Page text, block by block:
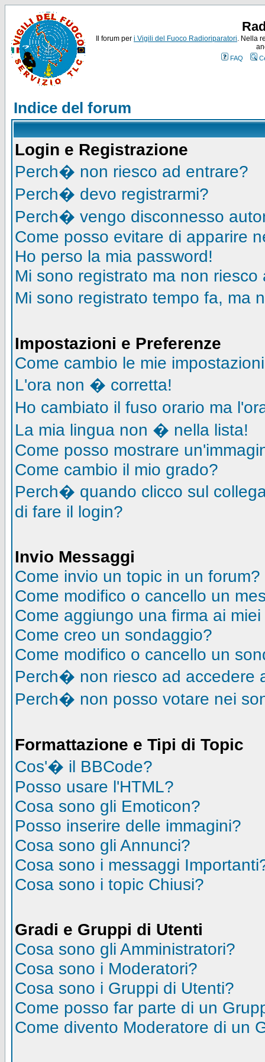
Il forum per i Vigili del Fuoco Radioriparatori. Nella
FAQ
Indice del forum
Login e Registrazione
Perch� non riesco ad entrare?
Perch� devo registrarmi?
Perch� vengo disconnesso
Come posso evitare di apparire
Ho perso la mia password!
Mi sono registrato ma non riesco
Mi sono registrato tempo fa, ma
Impostazioni e Preferenze
Come cambio le mie
L'ora non � corretta!
Ho cambiato il fuso orario ma
La mia lingua non � nella lista!
Come posso mostrare
Come cambio il mio grado?
Perch� quando clicco sul
di fare il login?
Invio Messaggi
Come invio un topic in un forum?
Come modifico o cancello un
Come aggiungo una firma ai
Come creo un sondaggio?
Come modifico o cancello un
Perch� non riesco ad accedere
Perch� non posso votare nei
Formattazione e Tipi di Topic
Cos'� il BBCode?
Posso usare l'HTML?
Cosa sono gli Emoticon?
Posso inserire delle immagini?
Cosa sono gli Annunci?
Cosa sono i messaggi
Cosa sono i topic Chiusi?
Gradi e Gruppi di Utenti
Cosa sono gli Amministratori?
Cosa sono i Moderatori?
Cosa sono i Gruppi di Utenti?
Come posso far parte di un
Come divento Moderatore di un